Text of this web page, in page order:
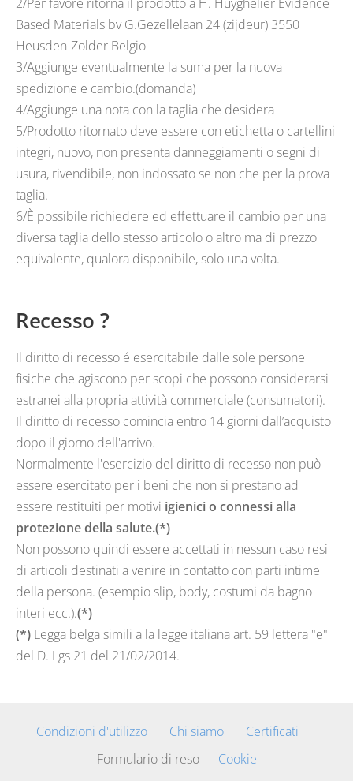
Based Materials bv G.Gezellelaan 24 (zijdeur) 3550
Heusden-Zolder Belgio
3/Aggiunge eventualmente la suma per la nuova
spedizione e cambio.(domanda)
4/Aggiunge una nota con la taglia che desidera
5/Prodotto ritornato deve essere con etichetta o cartellini
integri, nuovo, non presenta danneggiamenti o segni di
usura, rivendibile, non indossato se non che per la prova
taglia.
6/È possibile richiedere ed effettuare il cambio per una
diversa taglia dello stesso articolo o altro ma di prezzo
equivalente, qualora disponibile, solo una volta.
Recesso ?
Il diritto di recesso é esercitabile dalle sole persone
fisiche che agiscono per scopi che possono considerarsi
estranei alla propria attività commerciale (consumatori).
Il diritto di recesso comincia entro 14 giorni dall’acquisto
dopo il giorno dell'arrivo.
Normalmente l'esercizio del diritto di recesso non può
essere esercitato per i beni che non si prestano ad
essere restituiti per motivi igienici o connessi alla
protezione della salute.(*)
Non possono quindi essere accettati in nessun caso resi
di articoli destinati a venire in contatto con parti intime
della persona. (esempio slip, body, costumi da bagno
interi ecc.).(*)
(*) Legga belga simili a la legge italiana art. 59 lettera "e"
del D. Lgs 21 del 21/02/2014.
Condizioni d'utilizzo Chi siamo
Certificati
Formulario di reso
Cookie